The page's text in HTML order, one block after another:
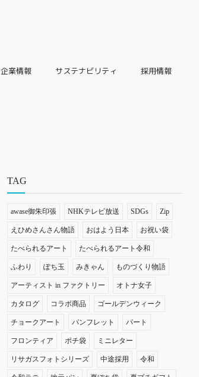
企業情報 サステナビリティ 採用情報
TAG
awase御朱印張 NHKテレビ放送 SDGs Zip
えひめさんさん物語 おはよう日本 お祝い袋
たべられるアート たべられるアート令和
ふわり ぽち玉 みきゃん ものづくり物語
アーティスト in ファクトリー オトナ女子
カタログ コラボ商品 ゴールデンウィーク
チョークアート パンフレット パート
フロンティア ポチ袋 ミニレター
リサガスフォトシリーズ 中途採用 令和